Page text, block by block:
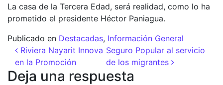
La casa de la Tercera Edad, será realidad, como lo ha
prometido el presidente Héctor Paniagua.
Publicado en Destacadas, Información General
Navegación de entradas
Riviera Nayarit Innova
en la Promoción
Seguro Popular al servicio
de los migrantes
Deja una respuesta